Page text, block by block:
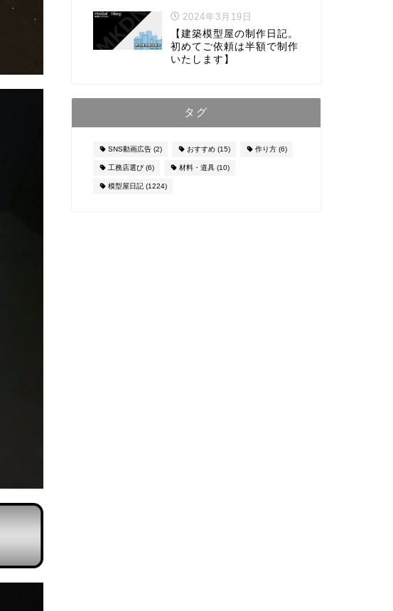
2024年3月19日
【建築模型屋の制作日記。
初めてご依頼は半額で制作
いたします】
タグ
SNS動画広告(2) おすすめ(15) 作り方(6)
工務店選び(6) 材料・道具(10)
模型屋日記(1224)